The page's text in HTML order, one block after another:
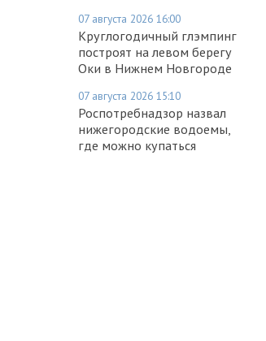
07 августа 2026 16:00
Круглогодичный глэмпинг
построят на левом берегу
Оки в Нижнем Новгороде
07 августа 2026 15:10
Роспотребнадзор назвал
нижегородские водоемы,
где можно купаться